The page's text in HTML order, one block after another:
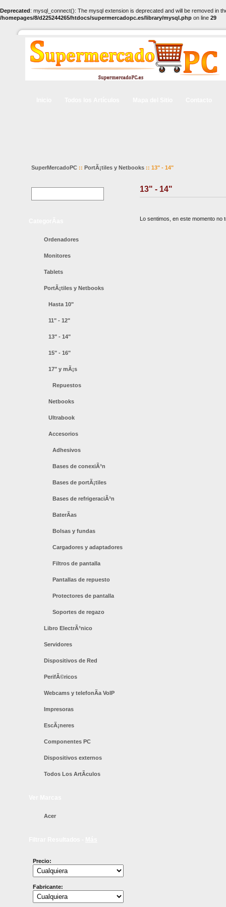
Deprecated: mysql_connect(): The mysql extension is deprecated and will be removed in
/homepages/8/d225244265/htdocs/supermercadopc.es/library/mysql.php on line 29
SuperMercadoPC :: PortÃ¡tiles y Netbooks :: 13" - 14"
Ordenadores
Monitores
Tablets
PortÃ¡tiles y Netbooks
Hasta 10"
11" - 12"
13" - 14"
15" - 16"
17" y mÃ¡s
Repuestos
Netbooks
Ultrabook
Accesorios
Adhesivos
Bases de conexiÃ³n
Bases de portÃ¡tiles
Bases de refrigeraciÃ³n
BaterÃ­as
Bolsas y fundas
Cargadores y adaptadores
Filtros de pantalla
Pantallas de repuesto
Protectores de pantalla
Soportes de regazo
Libro ElectrÃ³nico
Servidores
Dispositivos de Red
PerifÃ©ricos
Webcams y telefonÃ­a VoIP
Impresoras
EscÃ¡neres
Componentes PC
Dispositivos externos
Todos Los ArtÃ­culos
Acer
Precio:
Fabricante:
13" - 14"
Lo sentimos, en este momento